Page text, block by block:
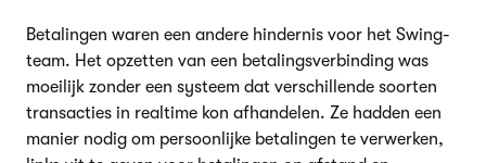
Betalingen waren een andere hindernis voor het Swing-
team. Het opzetten van een betalingsverbinding was
moeilijk zonder een systeem dat verschillende soorten
transacties in realtime kon afhandelen. Ze hadden een
manier nodig om persoonlijke betalingen te verwerken,